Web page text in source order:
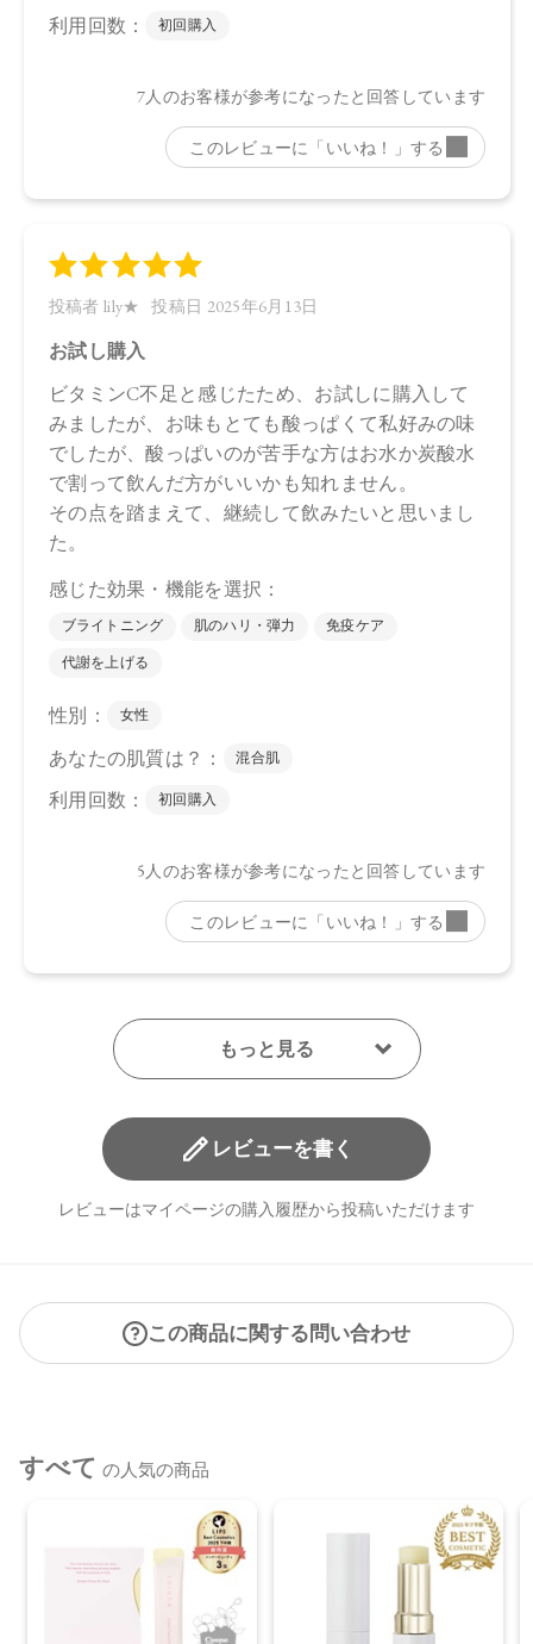
レビューを書く
レビューはマイページの購入履歴から投稿いただけます
この商品に関する問い合わせ
すべて の人気の商品